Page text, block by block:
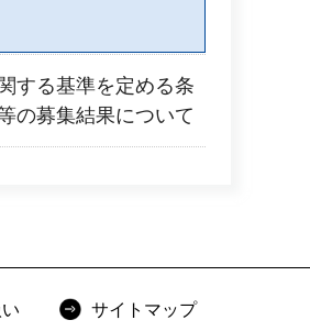
する基準を定める条
の募集結果について
サイトマップ